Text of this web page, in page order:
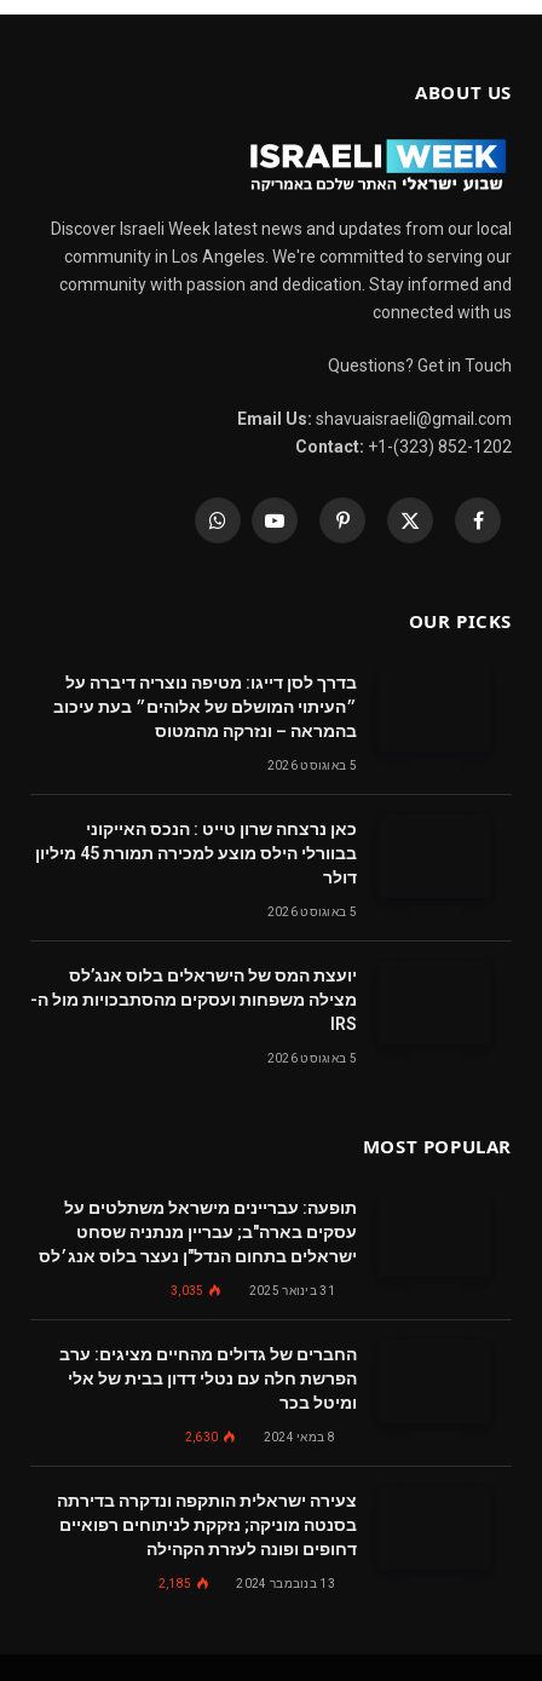
ABOUT US
Discover Israeli Week latest news and updates from our local
community in Los Angeles. We're committed to serving our
community with passion and dedication. Stay informed and
connected with us
Questions? Get in Touch
Email Us: shavuaisraeli@gmail.com
Contact: +1-(323) 852-1202
Facebook
X
Pinterest
YouTube
WhatsApp
OUR PICKS
בדרך לסן דייגו: מטיפה נוצריה דיברה על
״העיתוי המושלם של אלוהים״ בעת עיכוב
בהמראה – ונזרקה מהמטוס
5 באוגוסט 2026
‬דולר
5 באוגוסט 2026
‬מצילה‭ ‬משפחות‭ ‬ועסקים‭ ‬מהסתבכויות‭ ‬מול‭ ‬ה-
IRS
5 באוגוסט 2026
MOST POPULAR
תופעה: עבריינים מישראל משתלטים על
עסקים בארה"ב; עבריין מנתניה שסחט
ישראלים בתחום הנדל"ן נעצר בלוס אנג׳לס
31 בינואר 2025 3,035
החברים של גדולים מהחיים מציגים: ערב
הפרשת חלה עם נטלי דדון בבית של אלי
ומיטל בכר
8 במאי 2024 2,630
צעירה ישראלית הותקפה ונדקרה בדירתה
בסנטה מוניקה; נזקקת לניתוחים רפואיים
דחופים ופונה לעזרת הקהילה
13 בנובמבר 2024 2,185